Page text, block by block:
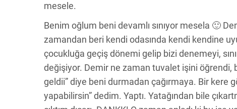
mesele.
Benim oğlum beni devamlı sınıyor mesela 🙂
zamandan beri kendi odasında kendi kendine
çocukluğa geçiş dönemi gelip bizi denemeyi,
değişiyor. Demir ne zaman tuvalet işini öğrendi,
geldii” diye beni durmadan çağırmaya. Bir kere
yapabilirsin” dedim. Yaptı. Yatağından bile